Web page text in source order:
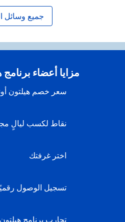
جميع وسائل
مزايا أعضاء برنامج
سعر خصم هيلتون
نقاط لكسب ليالٍ
اختر غرفتك
تسجيل الوصول
تجارب برنامج هيلتون